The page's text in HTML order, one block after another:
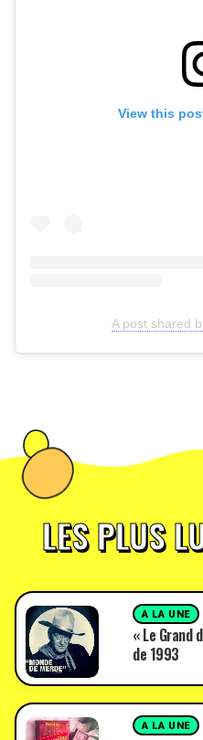
View this
A post shared
LES PLUS
A LA UNE
« Le Grand
de 1993
A LA UNE